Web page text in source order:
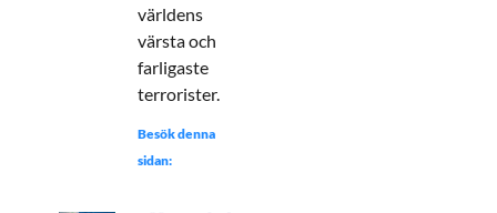
världens
värsta och
farligaste
terrorister.
Besök denna
sidan: